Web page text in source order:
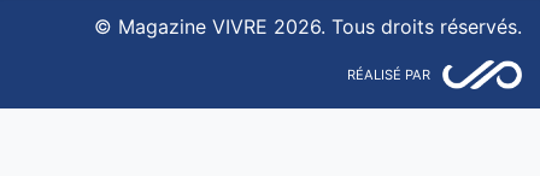
© Magazine VIVRE 2026. Tous droits réservés.
RÉALISÉ PAR